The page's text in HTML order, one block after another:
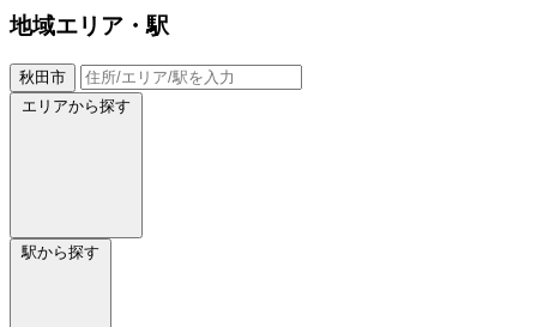
地域エリア・駅
秋田市
エリアから探す
駅から探す